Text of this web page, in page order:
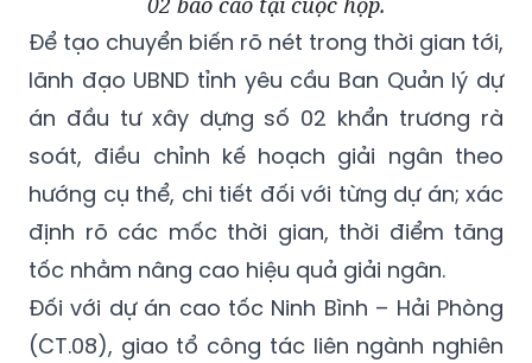
Để tạo chuyển biến rõ nét trong thời gian tới,
lãnh đạo UBND tỉnh yêu cầu Ban Quản lý dự
án đầu tư xây dựng số 02 khẩn trương rà
soát, điều chỉnh kế hoạch giải ngân theo
hướng cụ thể, chi tiết đối với từng dự án; xác
định rõ các mốc thời gian, thời điểm tăng
tốc nhằm nâng cao hiệu quả giải ngân.
Đối với dự án cao tốc Ninh Bình – Hải Phòng
(CT.08), giao tổ công tác liên ngành nghiên